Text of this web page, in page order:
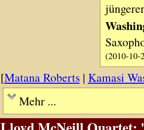
(2010-10-
[Matana Roberts| Kamasi
Mehr ...